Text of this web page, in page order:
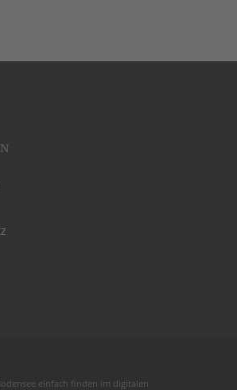
einfach finden im digitalen